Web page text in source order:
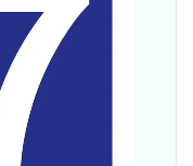
на два